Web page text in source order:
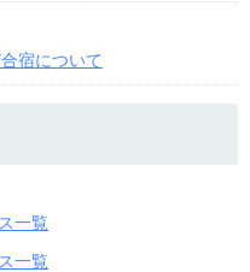
宿について
一覧
一覧